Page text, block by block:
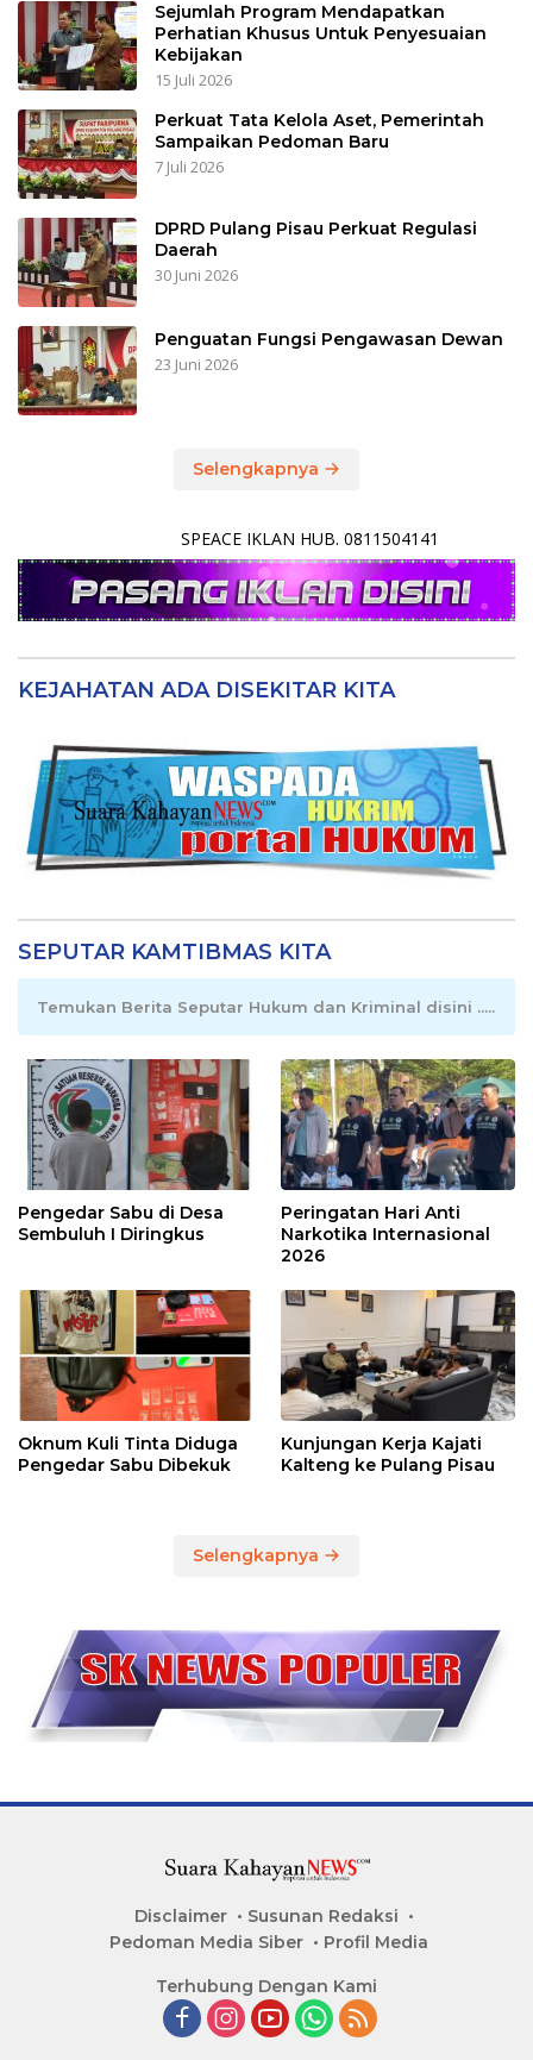
Sejumlah Program Mendapatkan
Perhatian Khusus Untuk Penyesuaian
Kebijakan
15 Juli 2026
Perkuat Tata Kelola Aset, Pemerintah
Sampaikan Pedoman Baru
7 Juli 2026
DPRD Pulang Pisau Perkuat Regulasi
Daerah
30 Juni 2026
Penguatan Fungsi Pengawasan Dewan
23 Juni 2026
Selengkapnya
SPEACE IKLAN HUB. 0811504141
KEJAHATAN ADA DISEKITAR KITA
SEPUTAR KAMTIBMAS KITA
Temukan Berita Seputar Hukum dan Kriminal disini .....
Pengedar Sabu di Desa
Sembuluh I Diringkus
Peringatan Hari Anti
Narkotika Internasional
2026
Oknum Kuli Tinta Diduga
Pengedar Sabu Dibekuk
Kunjungan Kerja Kajati
Kalteng ke Pulang Pisau
Selengkapnya
Disclaimer
Susunan Redaksi
Pedoman Media Siber
Profil Media
Terhubung Dengan Kami